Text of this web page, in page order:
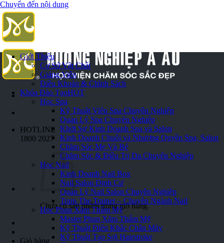
Chuyển đến nội dung
HOTLINE
1800 2027
Chưa có sản phẩm trong giỏ hàng.
Giỏ hàng
Giới Thiệu
Cơ Sở Vật Chất
Giảng Viên
Điều Khoản & Chính Sách
Khóa Đào TạoHOT
Học Spa
Kỹ Thuật Viên Spa Chuyên Nghiệp
Quản Lý Spa Chuyên Nghiệp
Khởi Sự Kinh Doanh Spa và Salon
Kinh Doanh Chuỗi và Nhượng Quyền Spa, Salon
Chăm Sóc Mẹ Và Bé
Chăm Sóc & Điều Trị Da Chuyên Nghiệp
Học Nail
Kinh Doanh Nail Box
Nail Salon Định Cư
Quản Lý Nail Salon Chuyên Nghiệp
Train The Trainer – Chuyên Ngành Nail
Học Phun Xăm Thẩm Mỹ
Master Phun Xăm Thẩm Mỹ
Kỹ Thuật Điêu Khắc Chân Mày
Kỹ Thuật Tạo Sợi Hairstroke